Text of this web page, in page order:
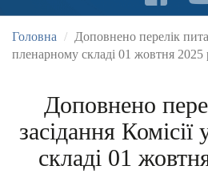
Головна
Доповнено перелік
пленарному складі 01 жовтня 2025
Доповнено
засідання
складі 01